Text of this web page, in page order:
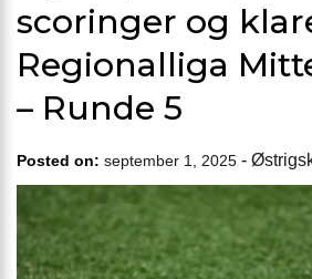
scoringer og
Regionalliga
– Runde 5
Posted on: september 1, 2025 -